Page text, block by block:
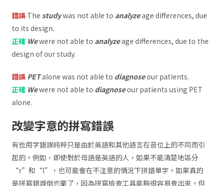
錯誤 The studywas not able to analyzeage differences, due
to its design.
正確 Wewere not able to analyzeage differences, due to the
design of our study.
錯誤 PETalone was not able to diagnoseour patients.
正確 Wewere not able to diagnoseour patients using PET
alone.
改變字意的拼寫錯誤
有些用字錯誤純粹只是由於英語和其他語言在音位上的不同而引
起的。例如，即使對於母語是英語的人，如果不能清楚地區分
“r”和“l”，也可能會在不注意的情況下拼錯單字。如果真的
是拼寫錯誤倒也罷了，因為拼寫檢查工具能夠很容易查出來。但